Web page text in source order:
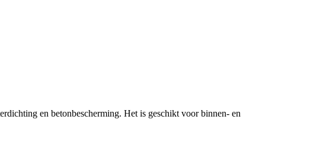
en betonbescherming. Het is geschikt voor binnen- en